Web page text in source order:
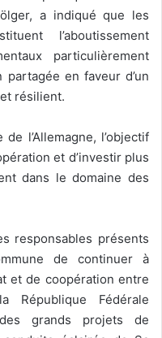
a indiqué que les
l’aboutissement
particulièrement
en faveur d’un
résilient.
l’Allemagne, l’objectif
et d’investir plus
dans le domaine des
responsables présents
de continuer à
et de coopération entre
Fédérale
grands projets de